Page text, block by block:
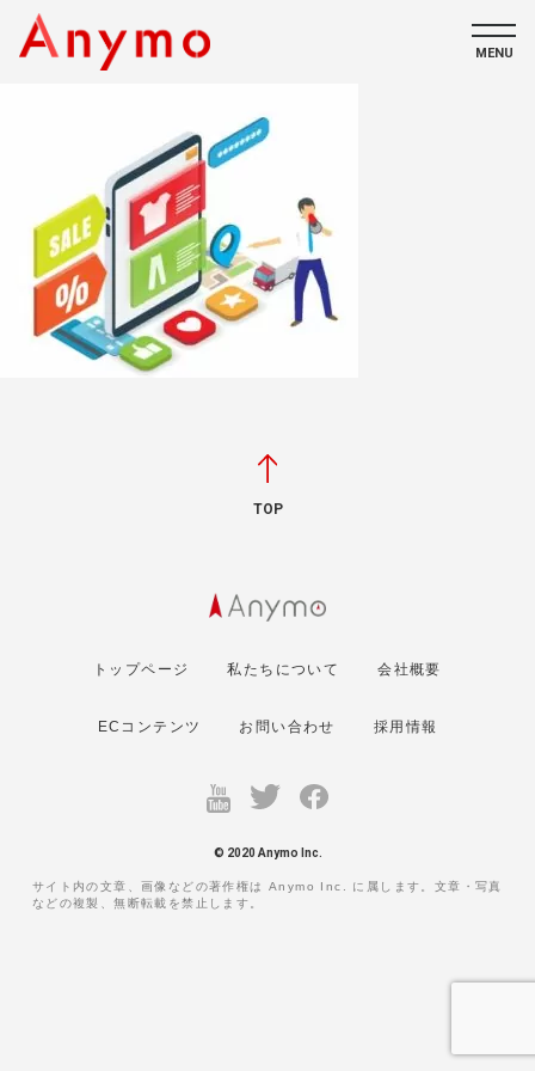
私たちについて
ECコンテンツ
採用情報
MENU
TOP
トップページ 私たちについて 会社概要
ECコンテンツ お問い合わせ 採用情報
© 2020 Anymo Inc.
サイト内の文章、画像などの著作権は Anymo Inc. に属します。文章・写真
などの複製、無断転載を禁止します。